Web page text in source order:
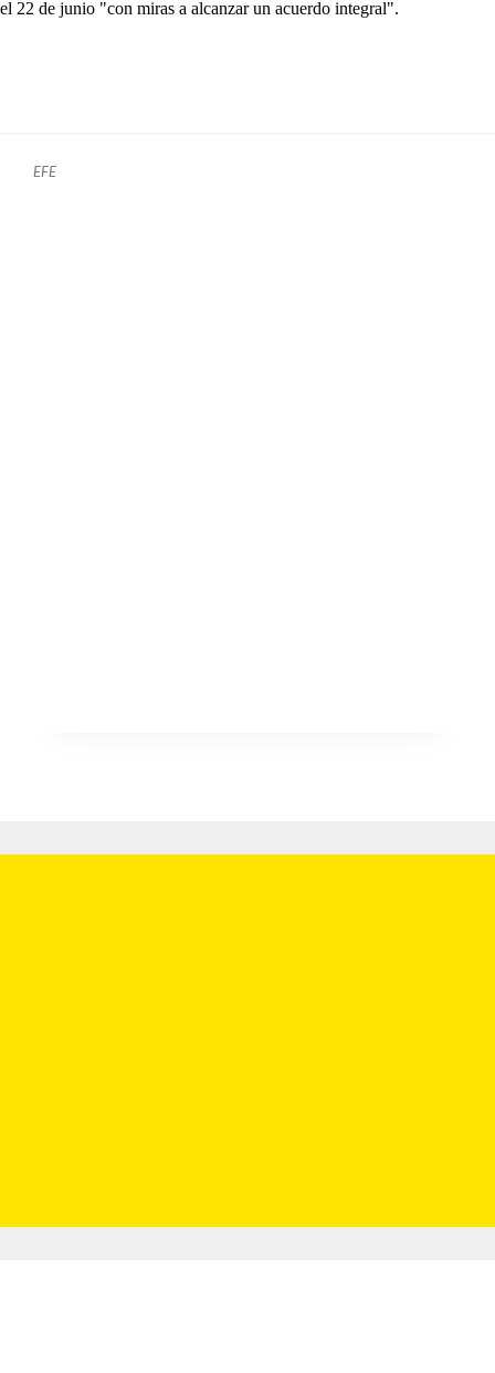
el 22 de junio "con miras a alcanzar un acuerdo integral".
EFE